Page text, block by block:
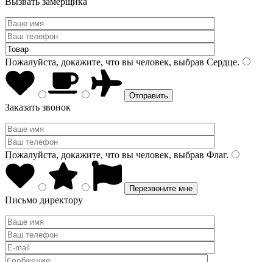
Пожалуйста, докажите, что вы человек, выбрав Сердце.
Заказать звонок
Пожалуйста, докажите, что вы человек, выбрав Флаг.
Письмо директору